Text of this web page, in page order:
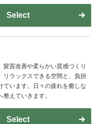
Select
髪質改善や柔らかい質感づくり
リラックスできる空間と、負担
ています。日々の疲れを癒しな
えていきます。
Select